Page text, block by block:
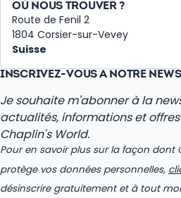
OÙ NOUS TROUVER ?
Route de Fenil 2
1804 Corsier-sur-Vevey
Suisse
INSCRIVEZ-VOUS À NOTRE
Je souhaite m'abonner à la
actualités, informations et
Chaplin's World.
Pour en savoir plus sur la façon dont
protège vos données personnelles,
désinscrire gratuitement et à tout